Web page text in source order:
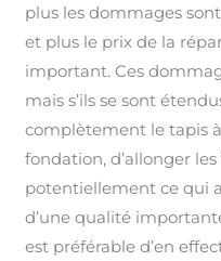
plus les dommages
et plus le prix de la
important. Ces
mais s’ils se sont
complètement le tapis
fondation, d’allonger
potentiellement ce qui
d’une qualité
est préférable d’en